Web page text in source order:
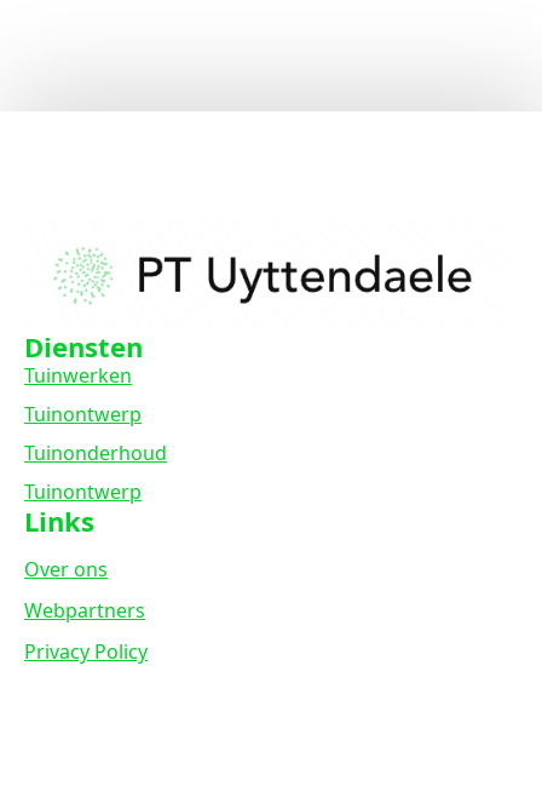
Diensten
Tuinwerken
Tuinontwerp
Tuinonderhoud
Tuinontwerp
Links
Over ons
Webpartners
Privacy Policy